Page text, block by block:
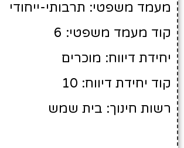
מעמד משפטי: תרבותי-ייחודי
קוד מעמד משפטי: 6
יחידת דיווח: מוכרים
קוד יחידת דיווח: 10
רשות חינוך: בית שמש